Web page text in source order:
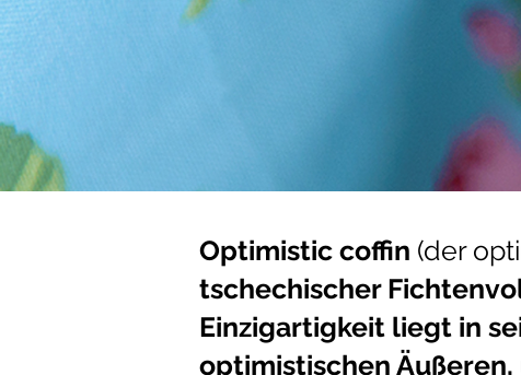
Optimistic coffin (der
tschechischer
Einzigartigkeit liegt in
optimistischen